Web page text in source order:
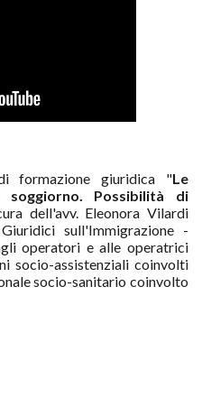
formazione giuridica "Le
Possibilità di
dell'avv. Eleonora Vilardi
sull'Immigrazione -
operatori e alle operatrici
socio-assistenziali coinvolti
socio-sanitario coinvolto